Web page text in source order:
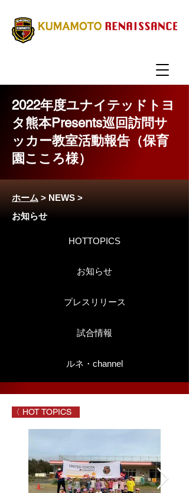
2022年度ユナイテッドトヨ
タ熊本Presents巡回訪問サ
ッカー教室活動報告（保育
園こころ様）
ホーム > NEWS >
お知らせ
HOTTOPICS
お知らせ
プレスリリース
試合情報
ルネ・channel
〈 HOT TOPICS